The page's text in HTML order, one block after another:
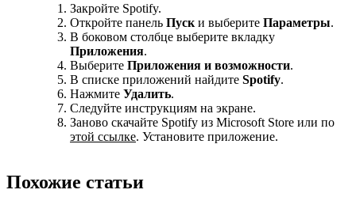
Закройте Spotify.
Откройте панель Пуск и выберите Параметры.
В боковом столбце выберите вкладку
Приложения.
Выберите Приложения и возможности.
В списке приложений найдите Spotify.
Нажмите Удалить.
Следуйте инструкциям на экране.
Заново скачайте Spotify из Microsoft Store или по
этой ссылке. Установите приложение.
Похожие статьи